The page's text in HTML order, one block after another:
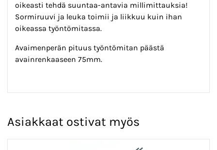
oikeasti tehdä suuntaa-antavia millimittauksia!
Sormiruuvi ja leuka toimii ja liikkuu kuin ihan
oikeassa työntömitassa.
Avaimenperän pituus työntömitan päästä
avainrenkaaseen 75mm.
Asiakkaat ostivat myös